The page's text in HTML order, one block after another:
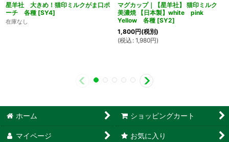
星羊社 大きめ！猫印ミルクがま口ポ
ーチ 各種 [SY4]
在庫なし
マグカップ｜【星羊社】 猫印ミルク
美濃焼 【日本製】white pink
Yellow 各種 [SY2]
1,800円(税別)
(税込 : 1,980円)
ホーム ショッピングカート
マイページ お気に入り